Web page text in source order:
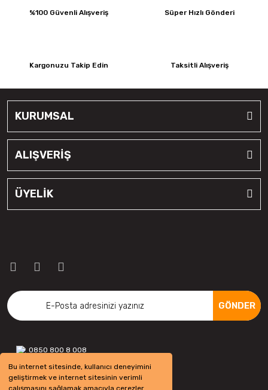
Bu internet sitesinde, kullanıcı deneyimini
geliştirmek ve internet sitesinin verimli
%100 Güvenli Alışveriş Süper Hızlı Gönderi
Kargonuzu Takip Edin Taksitli Alışveriş
KURUMSAL
ALIŞVERİŞ
ÜYELİK
GÖNDER
0850 800 8 008